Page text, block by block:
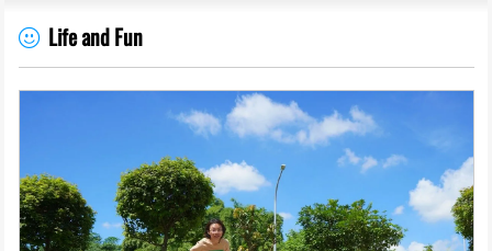
Life and Fun